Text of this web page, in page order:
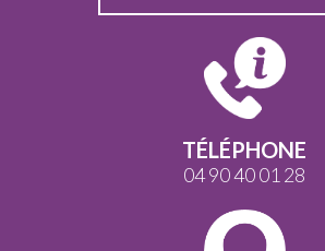
TÉLÉPHONE
04 90 40 01 28